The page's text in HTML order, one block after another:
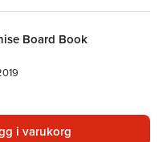
Board Book
i varukorg